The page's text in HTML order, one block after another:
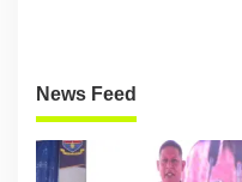
News Feed